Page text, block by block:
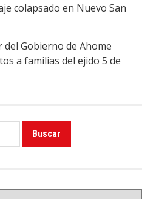
colapsado en Nuevo San
del Gobierno de Ahome
a familias del ejido 5 de